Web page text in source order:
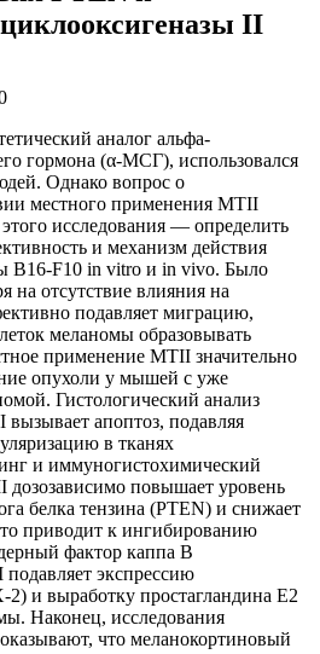
II
аналог альфа-
гормона (α-МСГ), использовался
Однако вопрос о
местного применения MTII
исследования — определить
и механизм действия
B16-F10 in vitro и in vivo. Было
на отсутствие влияния на
подавляет миграцию,
меланомы образовывать
применение MTII значительно
опухоли у мышей с уже
Гистологический анализ
вызывает апоптоз, подавляя
в тканях
и иммуногистохимический
дозозависимо повышает уровень
белка тензина (PTEN) и снижает
приводит к ингибированию
фактор каппа B
экспрессию
и выработку простагландина E2
Наконец, исследования
что меланокортиновый